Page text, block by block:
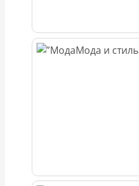
Мода и стиль